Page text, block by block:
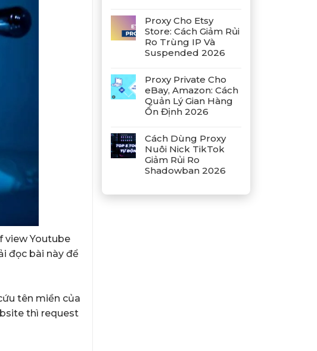
view Youtube
đọc bài này để
tên miền của
thì request
Proxy Cho Etsy
Store: Cách Giảm Rủi
Ro Trùng IP Và
Suspended 2026
Proxy Private Cho
eBay, Amazon: Cách
Quản Lý Gian Hàng
Ổn Định 2026
Cách Dùng Proxy
Nuôi Nick TikTok
Giảm Rủi Ro
Shadowban 2026